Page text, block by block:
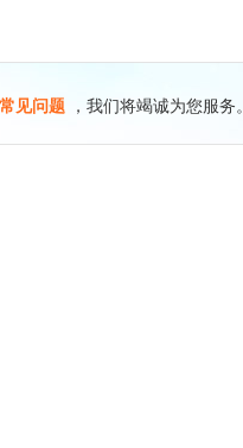
见问题 ，我们将竭诚为您服务。